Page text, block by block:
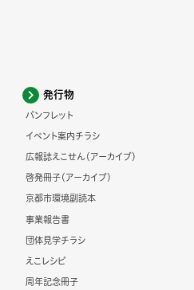
発行物
パンフレット
イベント案内チラシ
広報誌えこせん（アーカイブ）
啓発冊子（アーカイブ）
京都市環境副読本
事業報告書
団体見学チラシ
えこレシピ
周年記念冊子